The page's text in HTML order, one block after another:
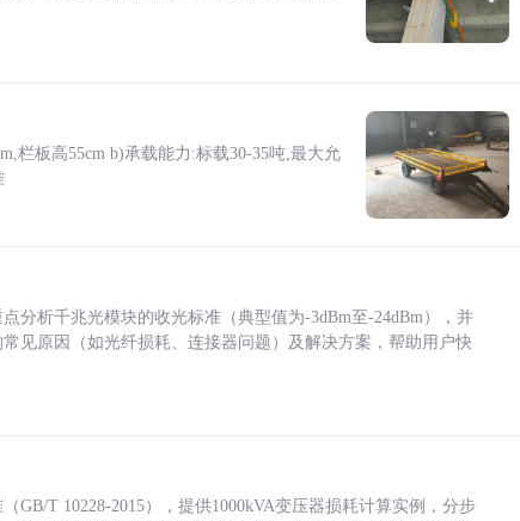
栏板高55cm b)承载能力:标载30-35吨,最大允
分析千兆光模块的收光标准（典型值为-3dBm至-24dBm），并
见原因（如光纤损耗、连接器问题）及解决方案，帮助用户快
GB/T 10228-2015），提供1000kVA变压器损耗计算实例，分步